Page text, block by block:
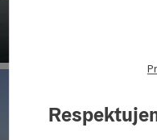
Sezónní jízdenka -